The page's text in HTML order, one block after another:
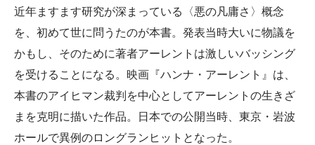
近年ますます研究が深まっている〈悪の凡庸さ〉概念
を、初めて世に問うたのが本書。発表当時大いに物議を
かもし、そのために著者アーレントは激しいバッシング
を受けることになる。映画『ハンナ・アーレント』は、
本書のアイヒマン裁判を中心としてアーレントの生きざ
まを克明に描いた作品。日本での公開当時、東京・岩波
ホールで異例のロングランヒットとなった。